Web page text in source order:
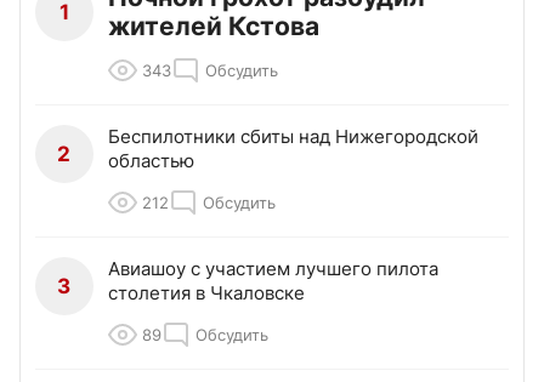
1
жителей Кстова
343 Обсудить
2
Беспилотники сбиты над Нижегородской
областью
212 Обсудить
3
Авиашоу с участием лучшего пилота
столетия в Чкаловске
89 Обсудить